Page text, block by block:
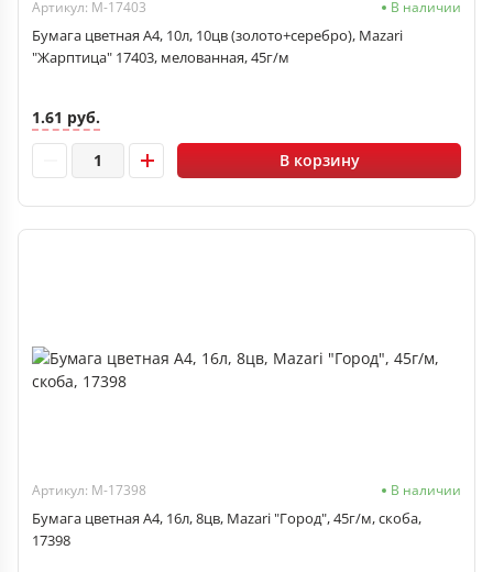
Артикул: M-17403 В наличии
Бумага цветная А4, 10л, 10цв (золото+серебро), Mazari
"Жарптица" 17403, мелованная, 45г/м
1.61 руб.
В корзину
Артикул: M-17398 В наличии
Бумага цветная А4, 16л, 8цв, Mazari "Город", 45г/м, скоба,
17398